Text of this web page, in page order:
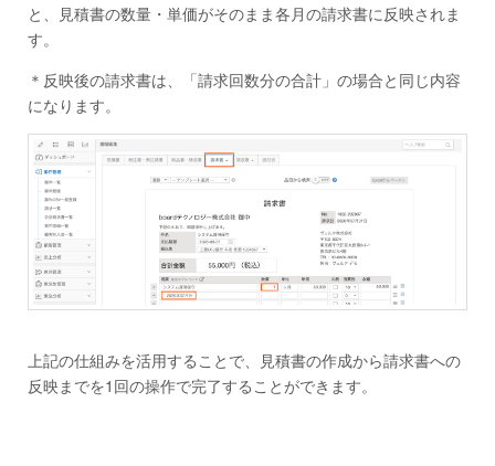
と、見積書の数量・単価がそのまま各月の請求書に反映されま
す。
＊反映後の請求書は、「請求回数分の合計」の場合と同じ内容
になります。
上記の仕組みを活用することで、見積書の作成から請求書への
反映までを1回の操作で完了することができます。